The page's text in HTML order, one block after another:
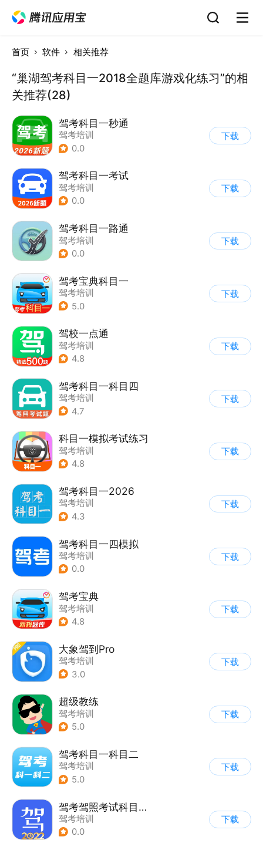
首页 软件 相关推荐
“巢湖驾考科目一2018全题库游戏化练习”的相
关推荐(28)
驾考科目一秒通
驾考培训
0.0
下载
驾考科目一考试
驾考培训
0.0
下载
驾考科目一路通
驾考培训
0.0
下载
驾考宝典科目一
驾考培训
5.0
下载
驾校一点通
驾考培训
4.8
下载
驾考科目一科目四
驾考培训
4.7
下载
科目一模拟考试练习
驾考培训
4.8
下载
驾考科目一2026
驾考培训
4.3
下载
驾考科目一四模拟
驾考培训
0.0
下载
驾考宝典
驾考培训
4.8
下载
大象驾到Pro
驾考培训
3.0
下载
超级教练
驾考培训
5.0
下载
驾考科目一科目二
驾考培训
5.0
下载
驾考驾照考试科目一软件
驾考培训
0.0
下载